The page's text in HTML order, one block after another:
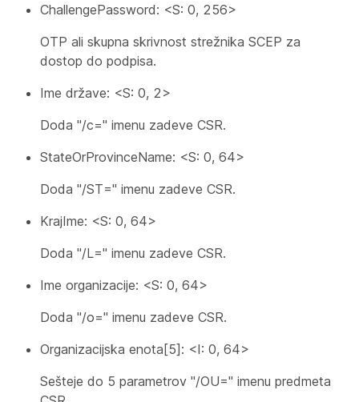
ChallengePassword: <S: 0, 256>
OTP ali skupna skrivnost strežnika SCEP za
dostop do podpisa.
Ime države: <S: 0, 2>
Doda "/c=" imenu zadeve CSR.
StateOrProvinceName: <S: 0, 64>
Doda "/ST=" imenu zadeve CSR.
KrajIme: <S: 0, 64>
Doda "/L=" imenu zadeve CSR.
Ime organizacije: <S: 0, 64>
Doda "/o=" imenu zadeve CSR.
Organizacijska enota[5]: <I: 0, 64>
Sešteje do 5 parametrov "/OU=" imenu predmeta